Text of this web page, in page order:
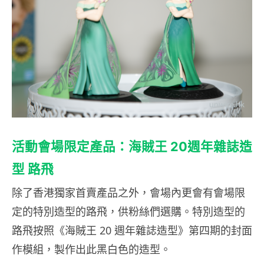
活動會場限定產品： 海賊王 20週年雜誌造
型 路飛
除了香港獨家首賣產品之外，會場內更會有會場限
定的特別造型的路飛，供粉絲們選購。特別造型的
路飛按照《海賊王 20 週年雜誌造型》第四期的封面
作模組，製作出此黑白色的造型。